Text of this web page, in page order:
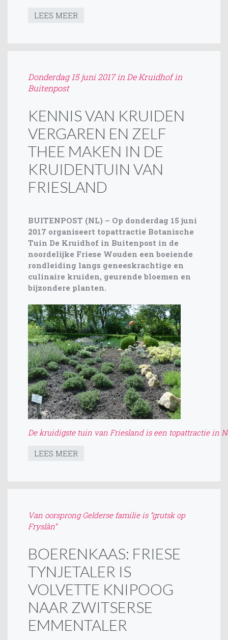
LEES MEER
Donderdag 15 juni 2017 in De Kruidhof in
Buitenpost
KENNIS VAN KRUIDEN
VERGAREN EN ZELF
THEE MAKEN IN DE
KRUIDENTUIN VAN
FRIESLAND
BUITENPOST (NL) – Op donderdag 15 juni
2017 organiseert topattractie Botanische
Tuin De Kruidhof in Buitenpost in de
noordelijke Friese Wouden een boeiende
rondleiding langs geneeskrachtige en
culinaire kruiden, geurende bloemen en
bijzondere planten.
De kruidigste tuin van Friesland is een topattractie in
LEES MEER
Van oorsprong Gelderse familie is “grutsk op
Fryslân”
BOERENKAAS: FRIESE
TYNJETALER IS
VOLVETTE KNIPOOG
NAAR ZWITSERSE
EMMENTALER